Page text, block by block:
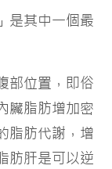
是其中一個最
部位置，即俗
臟脂肪增加密
脂肪代謝，增
肪肝是可以逆